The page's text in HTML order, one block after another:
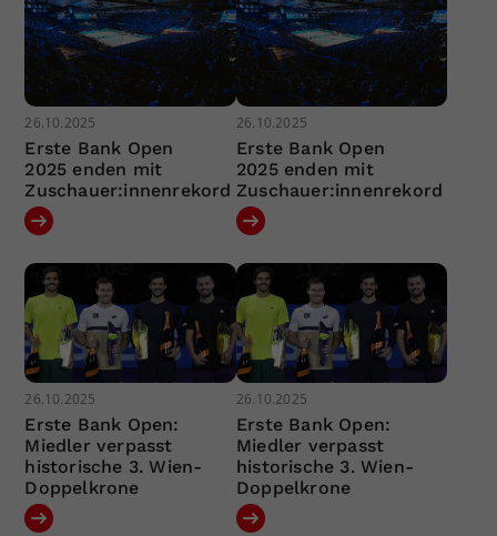
26.10.2025
Erste Bank Open
2025 enden mit
Zuschauer:innenrekord
26.10.2025
Erste Bank Open
2025 enden mit
Zuschauer:innenrekord
26.10.2025
Erste Bank Open:
Miedler verpasst
historische 3. Wien-
Doppelkrone
26.10.2025
Erste Bank Open:
Miedler verpasst
historische 3. Wien-
Doppelkrone